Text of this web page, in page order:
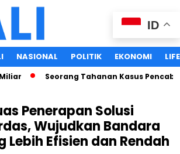
NASIONAL POLITIK EKONOMI
Seorang Tahanan Kasus
Penerapan Solusi
Wujudkan Bandara
Lebih Efisien dan Rendah
ID